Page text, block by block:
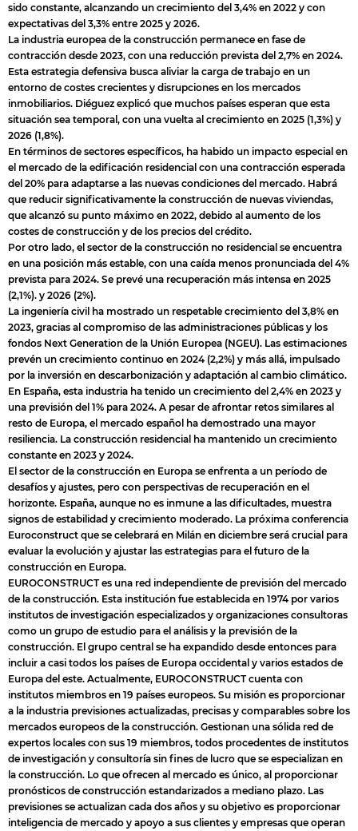
sido constante, alcanzando un crecimiento del 3,4% en 2022 y con
expectativas del 3,3% entre 2025 y 2026.
La industria europea de la construcción permanece en fase de
contracción desde 2023, con una reducción prevista del 2,7% en 2024.
Esta estrategia defensiva busca aliviar la carga de trabajo en un
entorno de costes crecientes y disrupciones en los mercados
inmobiliarios. Diéguez explicó que muchos países esperan que esta
situación sea temporal, con una vuelta al crecimiento en 2025 (1,3%) y
2026 (1,8%).
En términos de sectores específicos, ha habido un impacto especial en
el mercado de la edificación residencial con una contracción esperada
del 20% para adaptarse a las nuevas condiciones del mercado. Habrá
que reducir significativamente la construcción de nuevas viviendas,
que alcanzó su punto máximo en 2022, debido al aumento de los
costes de construcción y de los precios del crédito.
Por otro lado, el sector de la construcción no residencial se encuentra
en una posición más estable, con una caída menos pronunciada del 4%
prevista para 2024. Se prevé una recuperación más intensa en 2025
(2,1%). y 2026 (2%).
La ingeniería civil ha mostrado un respetable crecimiento del 3,8% en
2023, gracias al compromiso de las administraciones públicas y los
fondos Next Generation de la Unión Europea (NGEU). Las estimaciones
prevén un crecimiento continuo en 2024 (2,2%) y más allá, impulsado
por la inversión en descarbonización y adaptación al cambio climático.
En España, esta industria ha tenido un crecimiento del 2,4% en 2023 y
una previsión del 1% para 2024. A pesar de afrontar retos similares al
resto de Europa, el mercado español ha demostrado una mayor
resiliencia. La construcción residencial ha mantenido un crecimiento
constante en 2023 y 2024.
El sector de la construcción en Europa se enfrenta a un período de
desafíos y ajustes, pero con perspectivas de recuperación en el
horizonte. España, aunque no es inmune a las dificultades, muestra
signos de estabilidad y crecimiento moderado. La próxima conferencia
Euroconstruct que se celebrará en Milán en diciembre será crucial para
evaluar la evolución y ajustar las estrategias para el futuro de la
construcción en Europa.
EUROCONSTRUCT es una red independiente de previsión del mercado
de la construcción. Esta institución fue establecida en 1974 por varios
institutos de investigación especializados y organizaciones consultoras
como un grupo de estudio para el análisis y la previsión de la
construcción. El grupo central se ha expandido desde entonces para
incluir a casi todos los países de Europa occidental y varios estados de
Europa del este. Actualmente, EUROCONSTRUCT cuenta con
institutos miembros en 19 países europeos. Su misión es proporcionar
a la industria previsiones actualizadas, precisas y comparables sobre los
mercados europeos de la construcción. Gestionan una sólida red de
expertos locales con sus 19 miembros, todos procedentes de institutos
de investigación y consultoría sin fines de lucro que se especializan en
la construcción. Lo que ofrecen al mercado es único, al proporcionar
pronósticos de construcción estandarizados a mediano plazo. Las
previsiones se actualizan cada dos años y su objetivo es proporcionar
inteligencia de mercado y apoyo a sus clientes y empresas que operan